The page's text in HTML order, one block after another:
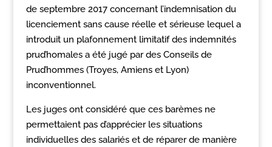
de septembre 2017 concernant l’indemnisation du
licenciement sans cause réelle et sérieuse lequel a
introduit un plafonnement limitatif des indemnités
prud’homales a été jugé par des Conseils de
Prud’hommes (Troyes, Amiens et Lyon)
inconventionnel.
Les juges ont considéré que ces barèmes ne
permettaient pas d’apprécier les situations
individuelles des salariés et de réparer de manière